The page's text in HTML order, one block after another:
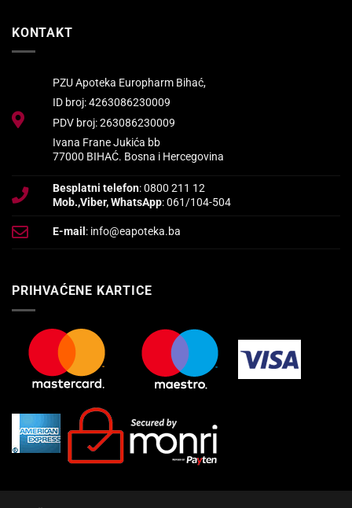
KONTAKT
PZU Apoteka Europharm Bihać,
ID broj: 4263086230009
PDV broj: 263086230009
Ivana Frane Jukića bb
77000 BIHAĆ. Bosna i Hercegovina
Besplatni telefon: 0800 211 12
Mob.,Viber, WhatsApp: 061/104-504
E-mail : info@eapoteka.ba
PRIHVAĆENE KARTICE